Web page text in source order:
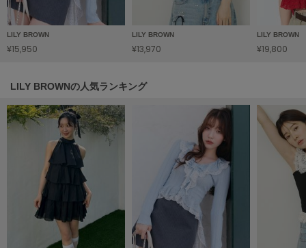
LeSportsac
レスポートサック
LILY BROWN
LILY BROWN Lingerie
LITTLE UNION TOKYO
リトルユニオン トウキョウ
made of Organics
メイドオブオーガニクス
MICHU COQUETTE
ミチュ コケット
LILY BROWN
¥15,950
LILY BROWN
¥13,970
LILY BROWN
¥19,800
LILY BROWNの人気ランキング